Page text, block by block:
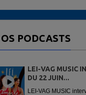
PODCASTS
LEI-VAG MUSIC
DU 22 JUIN...
LEI-VAG MUSIC